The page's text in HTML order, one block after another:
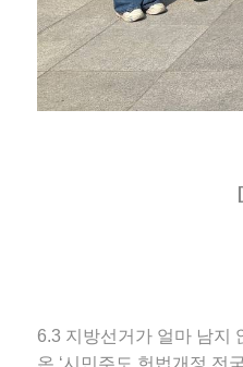
6.3 지방선거가 얼마 남지